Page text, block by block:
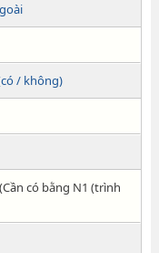
/ không)
có bằng N1 (trình